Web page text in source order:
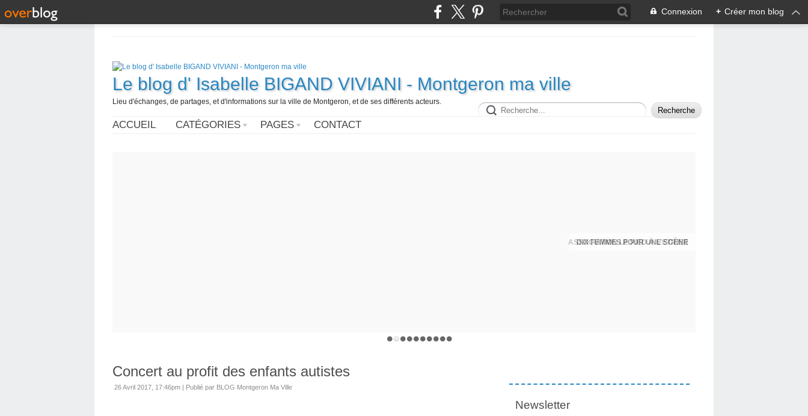
Connexion + Créer mon blog
Le blog d' Isabelle BIGAND VIVIANI - Montgeron ma ville
Lieu d'échanges, de partages, et d'informations sur la ville de Montgeron, et de ses différents acteurs.
ACCUEIL CATÉGORIES PAGES CONTACT
ASSOCIATION LE PIED À L'ETRIER
Concert au profit des enfants autistes
26 Avril 2017, 17:46pm | Publié par BLOG Montgeron Ma Ville
Newsletter